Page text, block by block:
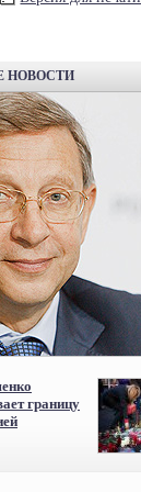
НОВОСТИ
границу